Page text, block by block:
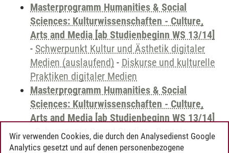
Masterprogramm Humanities & Social
Sciences: Kulturwissenschaften - Culture,
Arts and Media [ab Studienbeginn WS 13/14]
- Schwerpunkt Kultur und Ästhetik digitaler
Medien (auslaufend) - Diskurse und kulturelle
Praktiken digitaler Medien
Masterprogramm Humanities & Social
Sciences: Kulturwissenschaften - Culture,
Arts and Media [ab Studienbeginn WS 13/14]
-Schwerpunkt Sound Studies - Digitale
Perspektiven -Diskurse und kulturelle
Wir verwenden Cookies, die durch den Analysedienst Google
Analytics gesetzt und auf denen personenbezogene